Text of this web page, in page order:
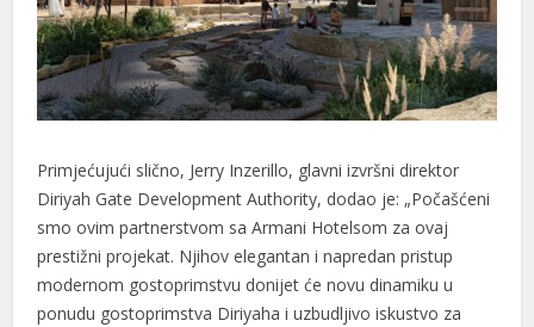
Primjećujući slično, Jerry Inzerillo, glavni izvršni direktor
Diriyah Gate Development Authority, dodao je: „Počašćeni
smo ovim partnerstvom sa Armani Hotelsom za ovaj
prestižni projekat. Njihov elegantan i napredan pristup
modernom gostoprimstvu donijet će novu dinamiku u
ponudu gostoprimstva Diriyaha i uzbudljivo iskustvo za